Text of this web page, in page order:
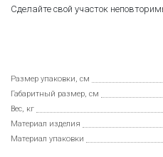
Сделайте свой участок
Размер упаковки, см
Габаритный размер, см
Вес, кг
Материал изделия
Материал упаковки